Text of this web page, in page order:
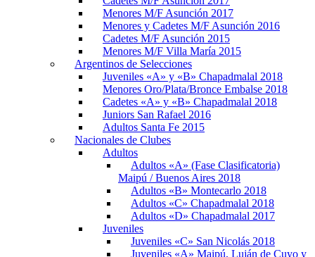
Menores M/F Asunción 2017
Menores y Cadetes M/F Asunción 2016
Cadetes M/F Asunción 2015
Menores M/F Villa María 2015
Argentinos de Selecciones
Juveniles «A» y «B» Chapadmalal 2018
Menores Oro/Plata/Bronce Embalse 2018
Cadetes «A» y «B» Chapadmalal 2018
Juniors San Rafael 2016
Adultos Santa Fe 2015
Nacionales de Clubes
Adultos
Adultos «A» (Fase Clasificatoria)
Maipú / Buenos Aires 2018
Adultos «B» Montecarlo 2018
Adultos «C» Chapadmalal 2018
Adultos «D» Chapadmalal 2017
Juveniles
Juveniles «C» San Nicolás 2018
Juveniles «A» Maipú, Luján de Cuyo y